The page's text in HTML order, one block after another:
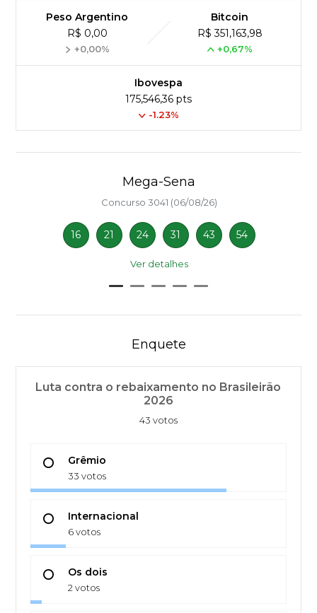
Peso Argentino
R$ 0,00
+0,00%
Bitcoin
R$ 351,163,98
+0,67%
Ibovespa
175,546,36 pts
-1.23%
Mega-Sena
Concurso 3041 (06/08/26)
16 21 24 31 43 54
Ver detalhes
Enquete
Luta contra o rebaixamento no Brasileirão
2026
43 votos
Grêmio
33 votos
Internacional
6 votos
Os dois
2 votos